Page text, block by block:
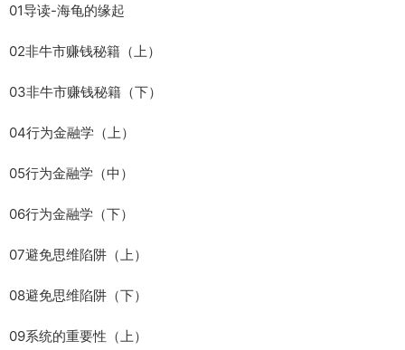
01导读-海龟的缘起
02非牛市赚钱秘籍（上）
03非牛市赚钱秘籍（下）
04行为金融学（上）
05行为金融学（中）
06行为金融学（下）
07避免思维陷阱（上）
08避免思维陷阱（下）
09系统的重要性（上）